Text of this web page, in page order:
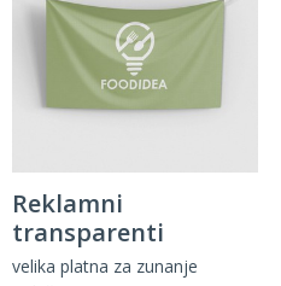
Reklamni
transparenti
velika platna za zunanje